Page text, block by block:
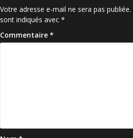
Votre adresse e-mail ne sera pas publiée.
sont indiqués avec *
Commentaire *